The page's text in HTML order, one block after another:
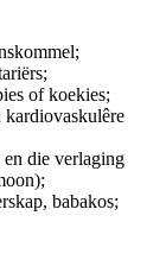
of koekies;
kardiovaskulêre
die verlaging
babakos;